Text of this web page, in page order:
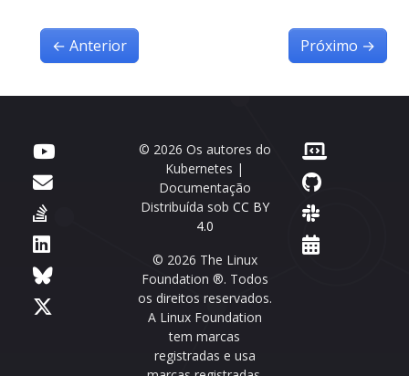
← Anterior Próximo →
© 2026 Os autores do
Kubernetes |
Documentação
Distribuída sob CC BY
4.0
© 2026 The Linux
Foundation ®. Todos
os direitos reservados.
A Linux Foundation
tem marcas
registradas e usa